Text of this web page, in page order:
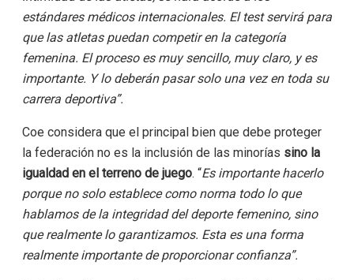
estándares médicos internacionales. El test servirá para
que las atletas puedan competir en la categoría
femenina. El proceso es muy sencillo, muy claro, y es
importante. Y lo deberán pasar solo una vez en toda su
carrera deportiva”.
Coe considera que el principal bien que debe proteger
la federación no es la inclusión de las minorías sino la
igualdad en el terreno de juego. “Es importante hacerlo
porque no solo establece como norma todo lo que
hablamos de la integridad del deporte femenino, sino
que realmente lo garantizamos. Esta es una forma
realmente importante de proporcionar confianza”.